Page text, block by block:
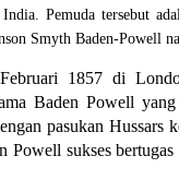
Pemuda tersebut
Smyth Baden-Powell
1857 di
Baden Powell
pasukan Hussars
Powell sukses